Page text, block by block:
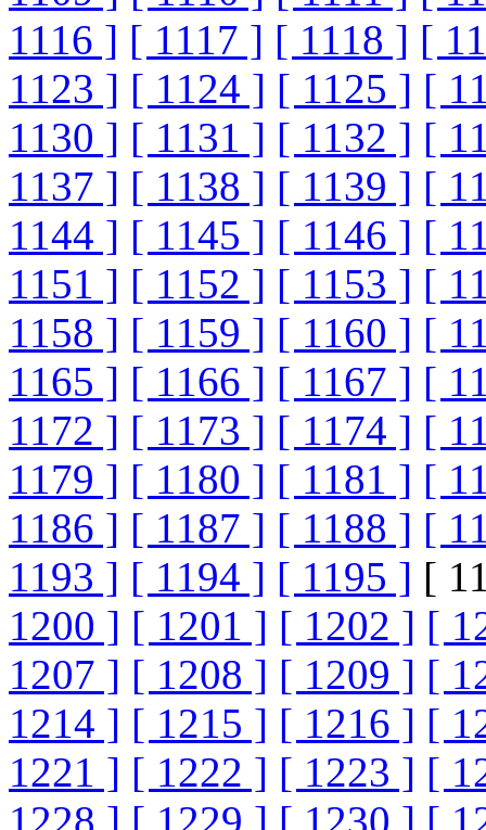
1116 ] [ 1117 ] [ 1118 ] [
1123 ] [ 1124 ] [ 1125 ] [
1130 ] [ 1131 ] [ 1132 ] [
1137 ] [ 1138 ] [ 1139 ] [
1144 ] [ 1145 ] [ 1146 ] [
1151 ] [ 1152 ] [ 1153 ] [
1158 ] [ 1159 ] [ 1160 ] [
1165 ] [ 1166 ] [ 1167 ] [
1172 ] [ 1173 ] [ 1174 ] [
1179 ] [ 1180 ] [ 1181 ] [
1186 ] [ 1187 ] [ 1188 ] [
1193 ] [ 1194 ] [ 1195 ] [
1200 ] [ 1201 ] [ 1202 ] [
1207 ] [ 1208 ] [ 1209 ] [
1214 ] [ 1215 ] [ 1216 ] [
1221 ] [ 1222 ] [ 1223 ] [